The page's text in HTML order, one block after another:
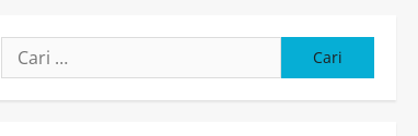
Cari
untuk: